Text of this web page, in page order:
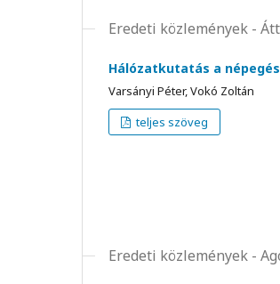
Eredeti közlemények -
Hálózatkutatás a
Varsányi Péter, Vokó Zoltán
teljes szöveg
Eredeti közlemények -